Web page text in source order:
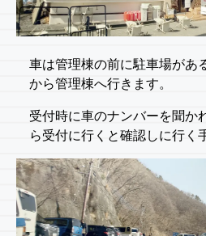
車は管理棟の前に駐車場があ
から管理棟へ行きます。
受付時に車のナンバーを聞か
ら受付に行くと確認しに行く